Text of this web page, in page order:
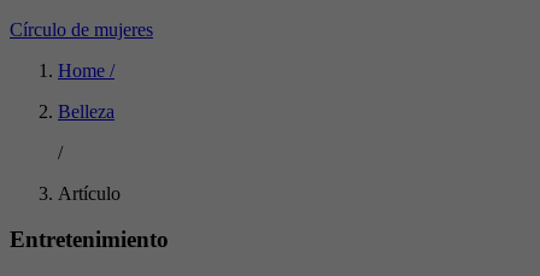
Círculo de mujeres
Home /
Belleza
/
Artículo
Entretenimiento